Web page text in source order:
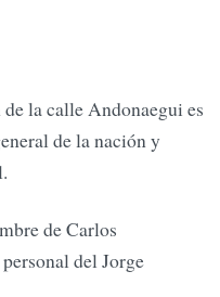
la calle Andonaegui es
de la nación y
de Carlos
del Jorge